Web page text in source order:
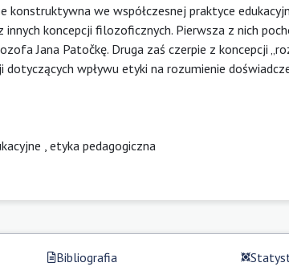
konstruktywna we współczesnej praktyce
koncepcji filozoficznych. Pierwsza z nich
Jana Patočkę. Druga zaś czerpie z koncepcji
wpływu etyki na rozumienie
etyka pedagogiczna
Bibliografia